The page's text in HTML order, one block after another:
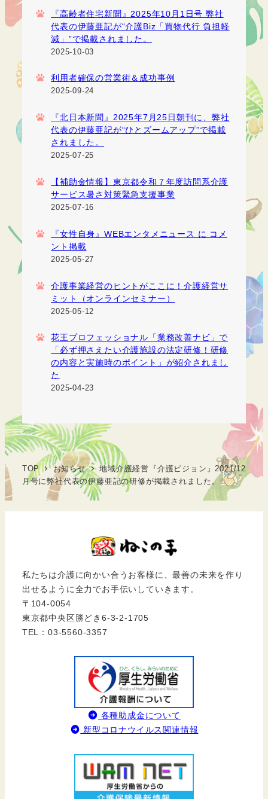
『高齢者住宅新聞』2025年10月1日号 弊社
代表の伊藤亜記が“介護Biz「買物代行 負担軽
減」”で掲載されました。
2025-10-03
利用者確保の営業術＆成功事例
2025-09-24
『北日本新聞』2025年7月25日朝刊に、弊社
代表の伊藤亜記が“ひとズームアップ”で掲載
されました。
2025-07-25
【補助金情報】東京都令和７年度訪問系介護
サービス暑さ対策緊急支援事業
2025-07-16
『女性自身』WEBエンタメニュース に コメ
ント掲載
2025-05-27
介護事業経営のヒントがここに！介護経営サ
ミット（オンラインセミナー）
2025-05-12
花王プロフェッショナル「業務改善ナビ」で
「必ず押さえたい介護施設の法定研修！研修
の内容と実施時のポイント」が紹介されまし
た
2025-04-23
TOP お知らせ
地域介護経営『介護ビジョン』2021/12
月号に弊社代表の伊藤亜記の研修が掲載されました。
私たちは介護に向かい合うお客様に、最善の未来を作り
出せるように全力でお手伝いしていきます。
〒104-0054
東京都中央区勝どき6-3-2-1705
TEL：03-5560-3357
各種助成金について
新型コロナウイルス関連情報